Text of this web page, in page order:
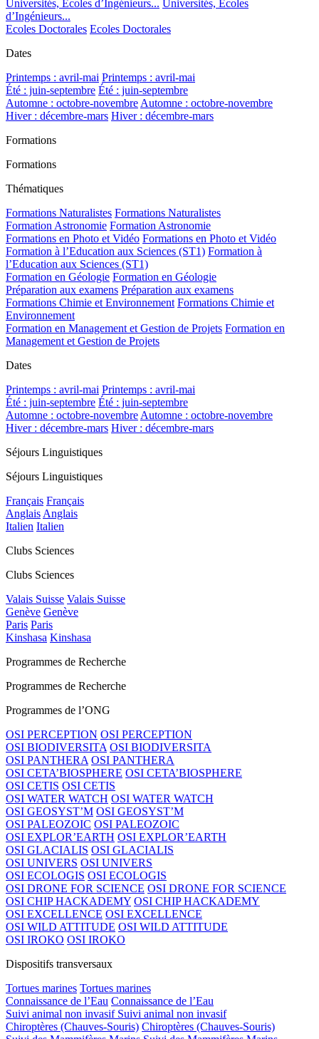
Universités, Ecoles d’Ingénieurs... Universités, Ecoles
d’Ingénieurs...
Ecoles Doctorales Ecoles Doctorales
Dates
Printemps : avril-mai Printemps : avril-mai
Été : juin-septembre Été : juin-septembre
Automne : octobre-novembreAutomne : octobre-novembre
Hiver : décembre-mars Hiver : décembre-mars
Formations
Formations
Thématiques
Formations Naturalistes Formations Naturalistes
Formation Astronomie Formation Astronomie
Formations en Photo et Vidéo Formations en Photo et Vidéo
Formation à l’Education aux Sciences (ST1) Formation à
l’Education aux Sciences (ST1)
Formation en Géologie Formation en Géologie
Préparation aux examens Préparation aux examens
Formations Chimie et Environnement Formations Chimie et
Environnement
Formation en Management et Gestion de Projets Formation en
Management et Gestion de Projets
Dates
Printemps : avril-mai Printemps : avril-mai
Été : juin-septembre Été : juin-septembre
Automne : octobre-novembreAutomne : octobre-novembre
Hiver : décembre-mars Hiver : décembre-mars
Séjours Linguistiques
Séjours Linguistiques
Français Français
AnglaisAnglais
Italien Italien
Clubs Sciences
Clubs Sciences
Valais Suisse Valais Suisse
Genève Genève
Paris Paris
Kinshasa Kinshasa
Programmes de Recherche
Programmes de Recherche
Programmes de l’ONG
OSI PERCEPTION OSI PERCEPTION
OSI BIODIVERSITA OSI BIODIVERSITA
OSI PANTHERA OSI PANTHERA
OSI CETA’BIOSPHERE OSI CETA’BIOSPHERE
OSI CETIS OSI CETIS
OSI WATER WATCH OSI WATER WATCH
OSI GEOSYST’M OSI GEOSYST’M
OSI PALEOZOIC OSI PALEOZOIC
OSI EXPLOR’EARTH OSI EXPLOR’EARTH
OSI GLACIALIS OSI GLACIALIS
OSI UNIVERS OSI UNIVERS
OSI ECOLOGIS OSI ECOLOGIS
OSI DRONE FOR SCIENCE OSI DRONE FOR SCIENCE
OSI CHIP HACKADEMY OSI CHIP HACKADEMY
OSI EXCELLENCE OSI EXCELLENCE
OSI WILD ATTITUDE OSI WILD ATTITUDE
OSI IROKO OSI IROKO
Dispositifs transversaux
Tortues marines Tortues marines
Connaissance de l’Eau Connaissance de l’Eau
Suivi animal non invasif Suivi animal non invasif
Chiroptères (Chauves-Souris) Chiroptères (Chauves-Souris)